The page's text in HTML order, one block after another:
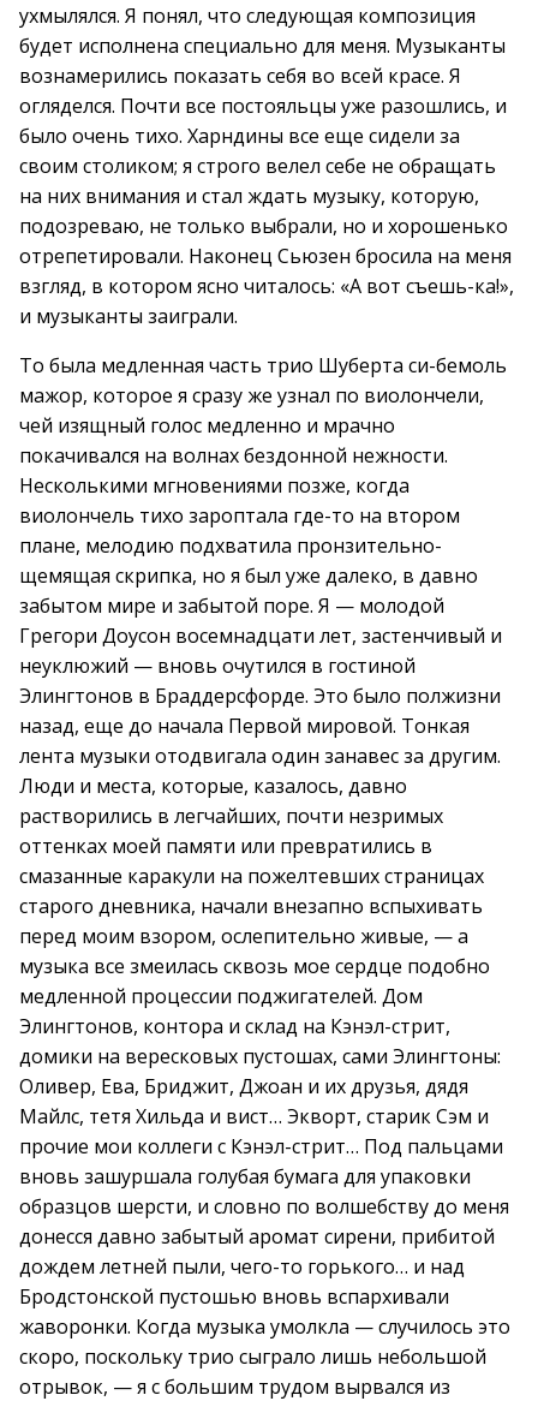
ухмылялся. Я понял, что следующая композиция
будет исполнена специально для меня. Музыканты
вознамерились показать себя во всей красе. Я
огляделся. Почти все постояльцы уже разошлись, и
было очень тихо. Харндины все еще сидели за
своим столиком; я строго велел себе не обращать
на них внимания и стал ждать музыку, которую,
подозреваю, не только выбрали, но и хорошенько
отрепетировали. Наконец Сьюзен бросила на меня
взгляд, в котором ясно читалось: «А вот съешь-ка!»,
и музыканты заиграли.
То была медленная часть трио Шуберта си-бемоль
мажор, которое я сразу же узнал по виолончели,
чей изящный голос медленно и мрачно
покачивался на волнах бездонной нежности.
Несколькими мгновениями позже, когда
виолончель тихо зароптала где-то на втором
плане, мелодию подхватила пронзительно-
щемящая скрипка, но я был уже далеко, в давно
забытом мире и забытой поре. Я — молодой
Грегори Доусон восемнадцати лет, застенчивый и
неуклюжий — вновь очутился в гостиной
Элингтонов в Браддерсфорде. Это было полжизни
назад, еще до начала Первой мировой. Тонкая
лента музыки отодвигала один занавес за другим.
Люди и места, которые, казалось, давно
растворились в легчайших, почти незримых
оттенках моей памяти или превратились в
смазанные каракули на пожелтевших страницах
старого дневника, начали внезапно вспыхивать
перед моим взором, ослепительно живые, — а
музыка все змеилась сквозь мое сердце подобно
медленной процессии поджигателей. Дом
Элингтонов, контора и склад на Кэнэл-стрит,
домики на вересковых пустошах, сами Элингтоны:
Оливер, Ева, Бриджит, Джоан и их друзья, дядя
Майлс, тетя Хильда и вист… Экворт, старик Сэм и
прочие мои коллеги с Кэнэл-стрит… Под пальцами
вновь зашуршала голубая бумага для упаковки
образцов шерсти, и словно по волшебству до меня
донесся давно забытый аромат сирени, прибитой
дождем летней пыли, чего-то горького… и над
Бродстонской пустошью вновь вспархивали
жаворонки. Когда музыка умолкла — случилось это
скоро, поскольку трио сыграло лишь небольшой
отрывок, — я с большим трудом вырвался из